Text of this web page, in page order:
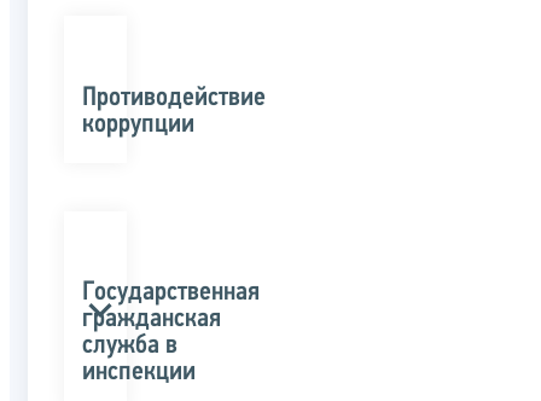
Противодействие
коррупции
Государственная
гражданская
служба в
инспекции